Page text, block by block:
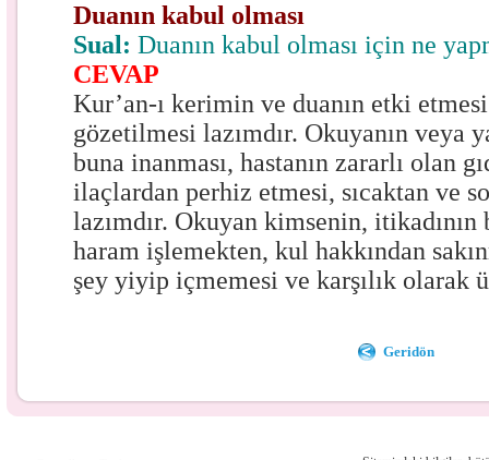
Duanın kabul olması
Sual:Duanın kabul olması için ne
CEVAP
Kur’an-ı kerimin ve duanın etki
gözetilmesi lazımdır. Okuyanın veya
buna inanması, hastanın zararlı olan
ilaçlardan perhiz etmesi, sıcaktan ve
lazımdır. Okuyan kimsenin, itikadının
haram işlemekten, kul hakkından
şey yiyip içmemesi ve karşılık olarak
Geridön